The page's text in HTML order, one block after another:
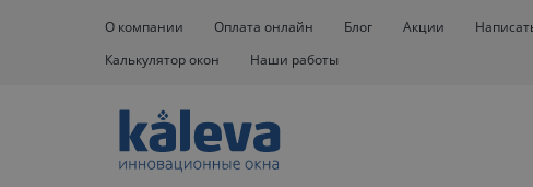
О компании Оплата онлайн Блог Акции
Калькулятор окон
Наши работы